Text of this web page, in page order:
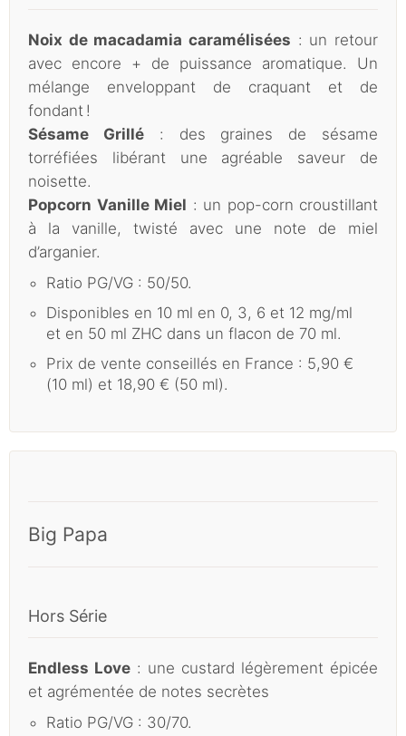
Noix de macadamia caramélisées : un retour
avec encore + de puissance aromatique. Un
mélange enveloppant de craquant et de
fondant !
Sésame Grillé: des graines de sésame
torréfiées libérant une agréable saveur de
noisette.
Popcorn Vanille Miel : un pop-corn croustillant
à la vanille, twisté avec une note de miel
d’arganier.
Ratio PG/VG : 50/50.
Disponibles en 10 ml en 0, 3, 6 et 12 mg/ml
et en 50 ml ZHC dans un flacon de 70 ml.
Prix de vente conseillés en France : 5,90 €
(10 ml) et 18,90 € (50 ml).
Big Papa
Hors Série
Endless Love : une custard légèrement épicée
et agrémentée de notes secrètes
Ratio PG/VG : 30/70.